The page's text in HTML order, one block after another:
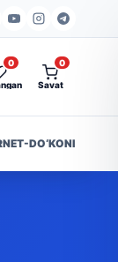
0
Savat
0
DO‘KONI